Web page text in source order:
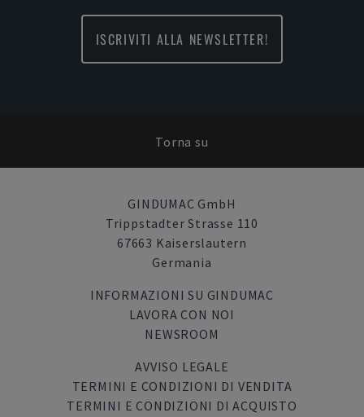
ISCRIVITI ALLA NEWSLETTER!
Torna su
GINDUMAC GmbH
Trippstadter Strasse 110
67663 Kaiserslautern
Germania
INFORMAZIONI SU GINDUMAC
LAVORA CON NOI
NEWSROOM
AVVISO LEGALE
TERMINI E CONDIZIONI DI VENDITA
TERMINI E CONDIZIONI DI ACQUISTO